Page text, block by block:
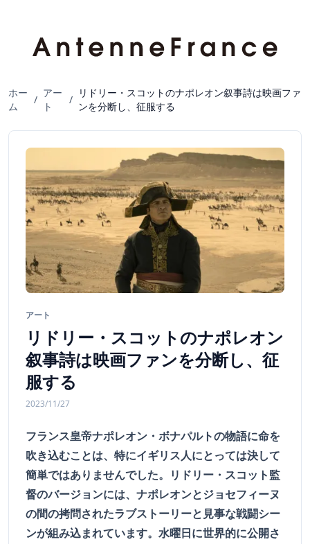
ホー
ム
/
アー
ト
/
リドリー・スコットのナポレオン叙事詩は映画ファ
ンを分断し、征服する
アート
リドリー・スコットのナポレオン
叙事詩は映画ファンを分断し、征
服する
2023/11/27
フランス皇帝ナポレオン・ボナパルトの物語に命を
吹き込むことは、特にイギリス人にとっては決して
簡単ではありませんでした。リドリー・スコット監
督のバージョンには、ナポレオンとジョセフィーヌ
の間の拷問されたラブストーリーと見事な戦闘シー
ンが組み込まれています。水曜日に世界的に公開さ